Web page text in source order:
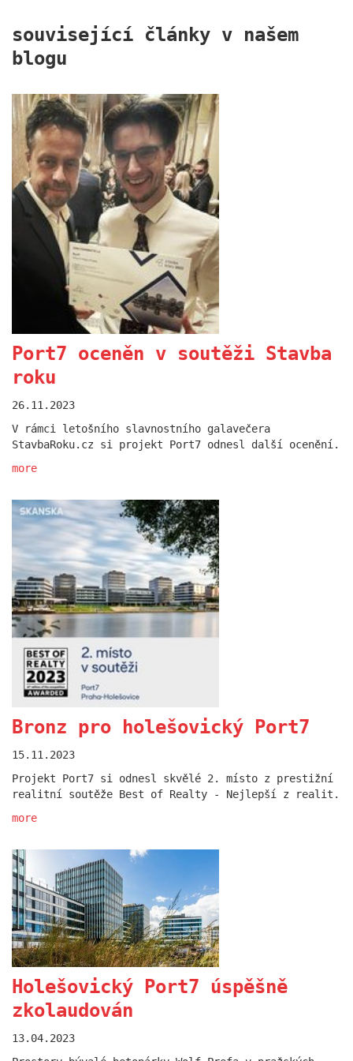
Představili jsem novinky v
rámci DAM.premiera
01.10.2024
V polovině září jsme proměnili náš podolský dvorek
v dějiště večerní akce DAM.premiera, kde jsme
představili novou spolupráci s PREMIER interiors.
Rohan Design District je za
námi
První ročník festivalu Rohan Design District právě
skončil. Moc děkujeme za přizvání a vám všem za
účast!
more
Přijďte s námi diskutovat o
udržitelnosti
26.08.2024
Ve čtvrtek 13. září pořádáme v rámci akce Rohan
more
související články v našem
blogu
Port7 oceněn v soutěži Stavba
roku
26.11.2023
V rámci letošního slavnostního galavečera
StavbaRoku.cz si projekt Port7 odnesl další ocenění.
more
Bronz pro holešovický Port7
15.11.2023
Projekt Port7 si odnesl skvělé 2. místo z prestižní
realitní soutěže Best of Realty - Nejlepší z realit.
more
Holešovický Port7 úspěšně
zkolaudován
13.04.2023